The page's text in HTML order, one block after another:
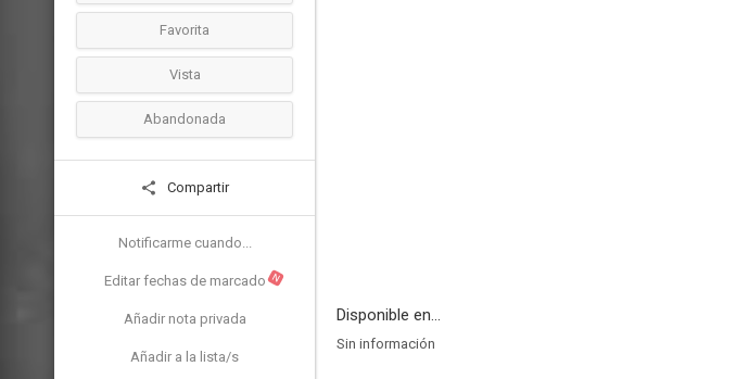
Favorita
Vista
Abandonada
Compartir
Notificarme cuando...
Editar fechas de marcado N
Añadir nota privada
Añadir a la lista/s
Disponible en...
Sin información